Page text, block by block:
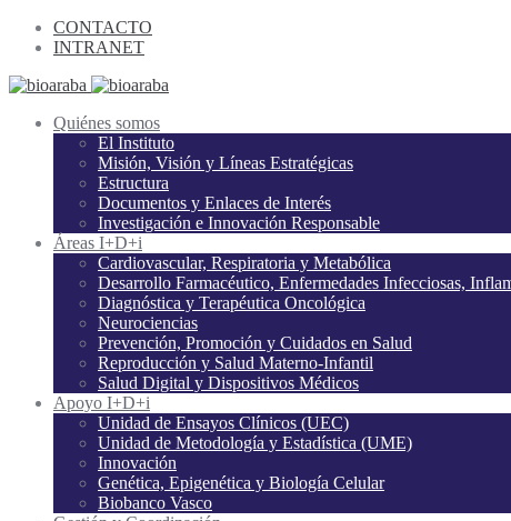
CONTACTO
INTRANET
Quiénes somos
El Instituto
Misión, Visión y Líneas Estratégicas
Estructura
Documentos y Enlaces de Interés
Investigación e Innovación Responsable
Áreas I+D+i
Cardiovascular, Respiratoria y Metabólica
Desarrollo Farmacéutico, Enfermedades Infecciosas,
Diagnóstica y Terapéutica Oncológica
Neurociencias
Prevención, Promoción y Cuidados en Salud
Reproducción y Salud Materno-Infantil
Salud Digital y Dispositivos Médicos
Apoyo I+D+i
Unidad de Ensayos Clínicos (UEC)
Unidad de Metodología y Estadística (UME)
Innovación
Genética, Epigenética y Biología Celular
Biobanco Vasco